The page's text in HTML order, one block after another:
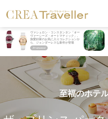
ヴァシュロン・コンスタンタン「オー
ヴァーシーズ・オートマティック」。
旅愛好家のお気に入りコレクションか
ら、ジェンダーレスな新作が登場
至福のホテ